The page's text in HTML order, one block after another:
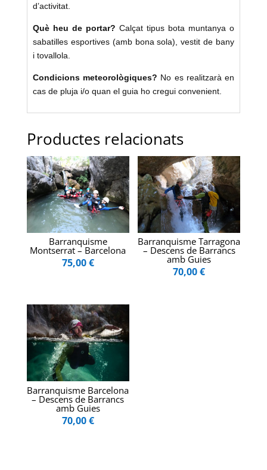
d’activitat.
Què heu de portar? Calçat tipus bota muntanya o
sabatilles esportives (amb bona sola), vestit de bany
i tovallola.
Condicions meteorològiques? No es realitzarà en
cas de pluja i/o quan el guia ho cregui convenient.
Productes relacionats
Barranquisme
Montserrat – Barcelona
75,00€
Barranquisme Tarragona
– Descens de Barrancs
amb Guies
70,00€
Barranquisme Barcelona
– Descens de Barrancs
amb Guies
70,00€